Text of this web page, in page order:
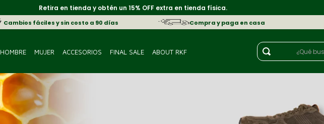
Retira en tienda y obtén un 15% OFF extra en tienda física.
Cambios fáciles y sin costo a 90 días Compra y paga en casa
HOMBRE MUJER ACCESORIOS FINAL SALE ABOUT RKF
¿Qué buscas?